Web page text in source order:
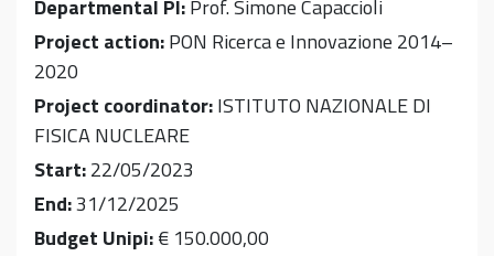
Departmental PI:Prof. Simone Capaccioli
Project action:PON Ricerca e Innovazione 2014–
2020
Project coordinator:ISTITUTO NAZIONALE DI
FISICA NUCLEARE
Start:22/05/2023
End:31/12/2025
Budget Unipi:€ 150.000,00